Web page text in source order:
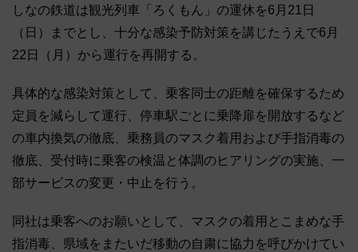
しなの鉄道は観光列車「ろくもん」の運休を6月21日
（日）までとし、十分な感染予防対策を講じたうえで6月
22日（月）から運行を再開する。
具体的な感染対策として、乗客同士の距離を確保するため
定員を減らして運行、停車駅ごとに乗降扉を開放するなど
の車内換気の徹底、乗務員のマスク着用および手指消毒の
徹底、受付時に乗客の検温と体調のヒアリングの実施、一
部サービスの変更・中止を行う。
同社は乗客へのお願いとして、マスクの着用とこまめな手
指消毒、県域をまたいだ移動の自粛に協力を呼びかけてい